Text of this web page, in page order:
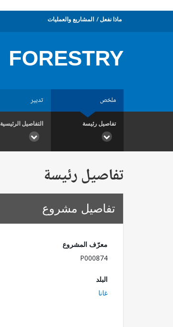
ماذا نفعل المشاريع والعمليات
FORESTRY
ملخص تدبير
تفاصيل رئيسة التفاصيل الرئيسية
تفاصيل رئيسة
تفاصيل مشروع
معرّف المشروع
P000874
البلد
غانا